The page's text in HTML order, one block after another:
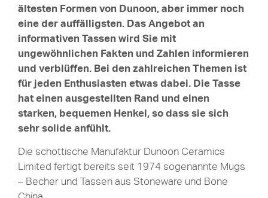
ältesten Formen von Dunoon, aber immer noch
eine der auffälligsten. Das Angebot an
informativen Tassen wird Sie mit
ungewöhnlichen Fakten und Zahlen informieren
und verblüffen. Bei den zahlreichen Themen ist
für jeden Enthusiasten etwas dabei. Die Tasse
hat einen ausgestellten Rand und einen
starken, bequemen Henkel, so dass sie sich
sehr solide anfühlt.
Die schottische Manufaktur Dunoon Ceramics
Limited fertigt bereits seit 1974 sogenannte Mugs
– Becher und Tassen aus Stoneware und Bone